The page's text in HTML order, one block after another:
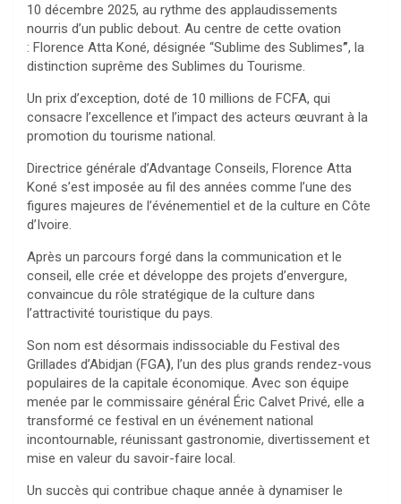
10 décembre 2025, au rythme des applaudissements
nourris d’un public debout. Au centre de cette ovation
: Florence Atta Koné, désignée “Sublime des Sublimes”, la
distinction suprême des Sublimes du Tourisme.
Un prix d’exception, doté de 10 millions de FCFA, qui
consacre l’excellence et l’impact des acteurs œuvrant à la
promotion du tourisme national.
Directrice générale d’Advantage Conseils, Florence Atta
Koné s’est imposée au fil des années comme l’une des
figures majeures de l’événementiel et de la culture en Côte
d’Ivoire.
Après un parcours forgé dans la communication et le
conseil, elle crée et développe des projets d’envergure,
convaincue du rôle stratégique de la culture dans
l’attractivité touristique du pays.
Son nom est désormais indissociable du Festival des
Grillades d’Abidjan (FGA), l’un des plus grands rendez-vous
populaires de la capitale économique. Avec son équipe
menée par le commissaire général Éric Calvet Privé, elle a
transformé ce festival en un événement national
incontournable, réunissant gastronomie, divertissement et
mise en valeur du savoir-faire local.
Un succès qui contribue chaque année à dynamiser le